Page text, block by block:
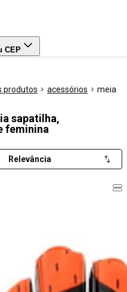
CEP
produtos acessórios meia
sapatilha,
feminina
Relevância